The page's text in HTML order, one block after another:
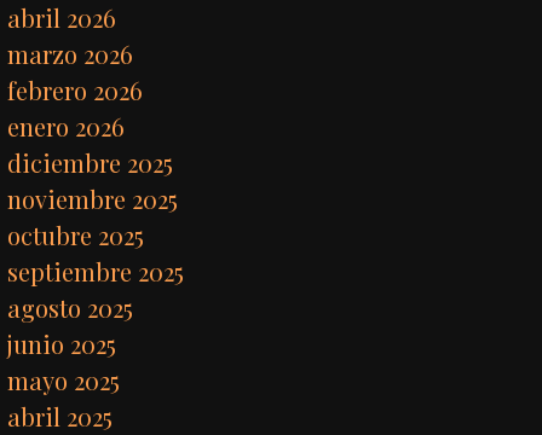
abril 2026
marzo 2026
febrero 2026
enero 2026
diciembre 2025
noviembre 2025
octubre 2025
septiembre 2025
agosto 2025
junio 2025
mayo 2025
abril 2025